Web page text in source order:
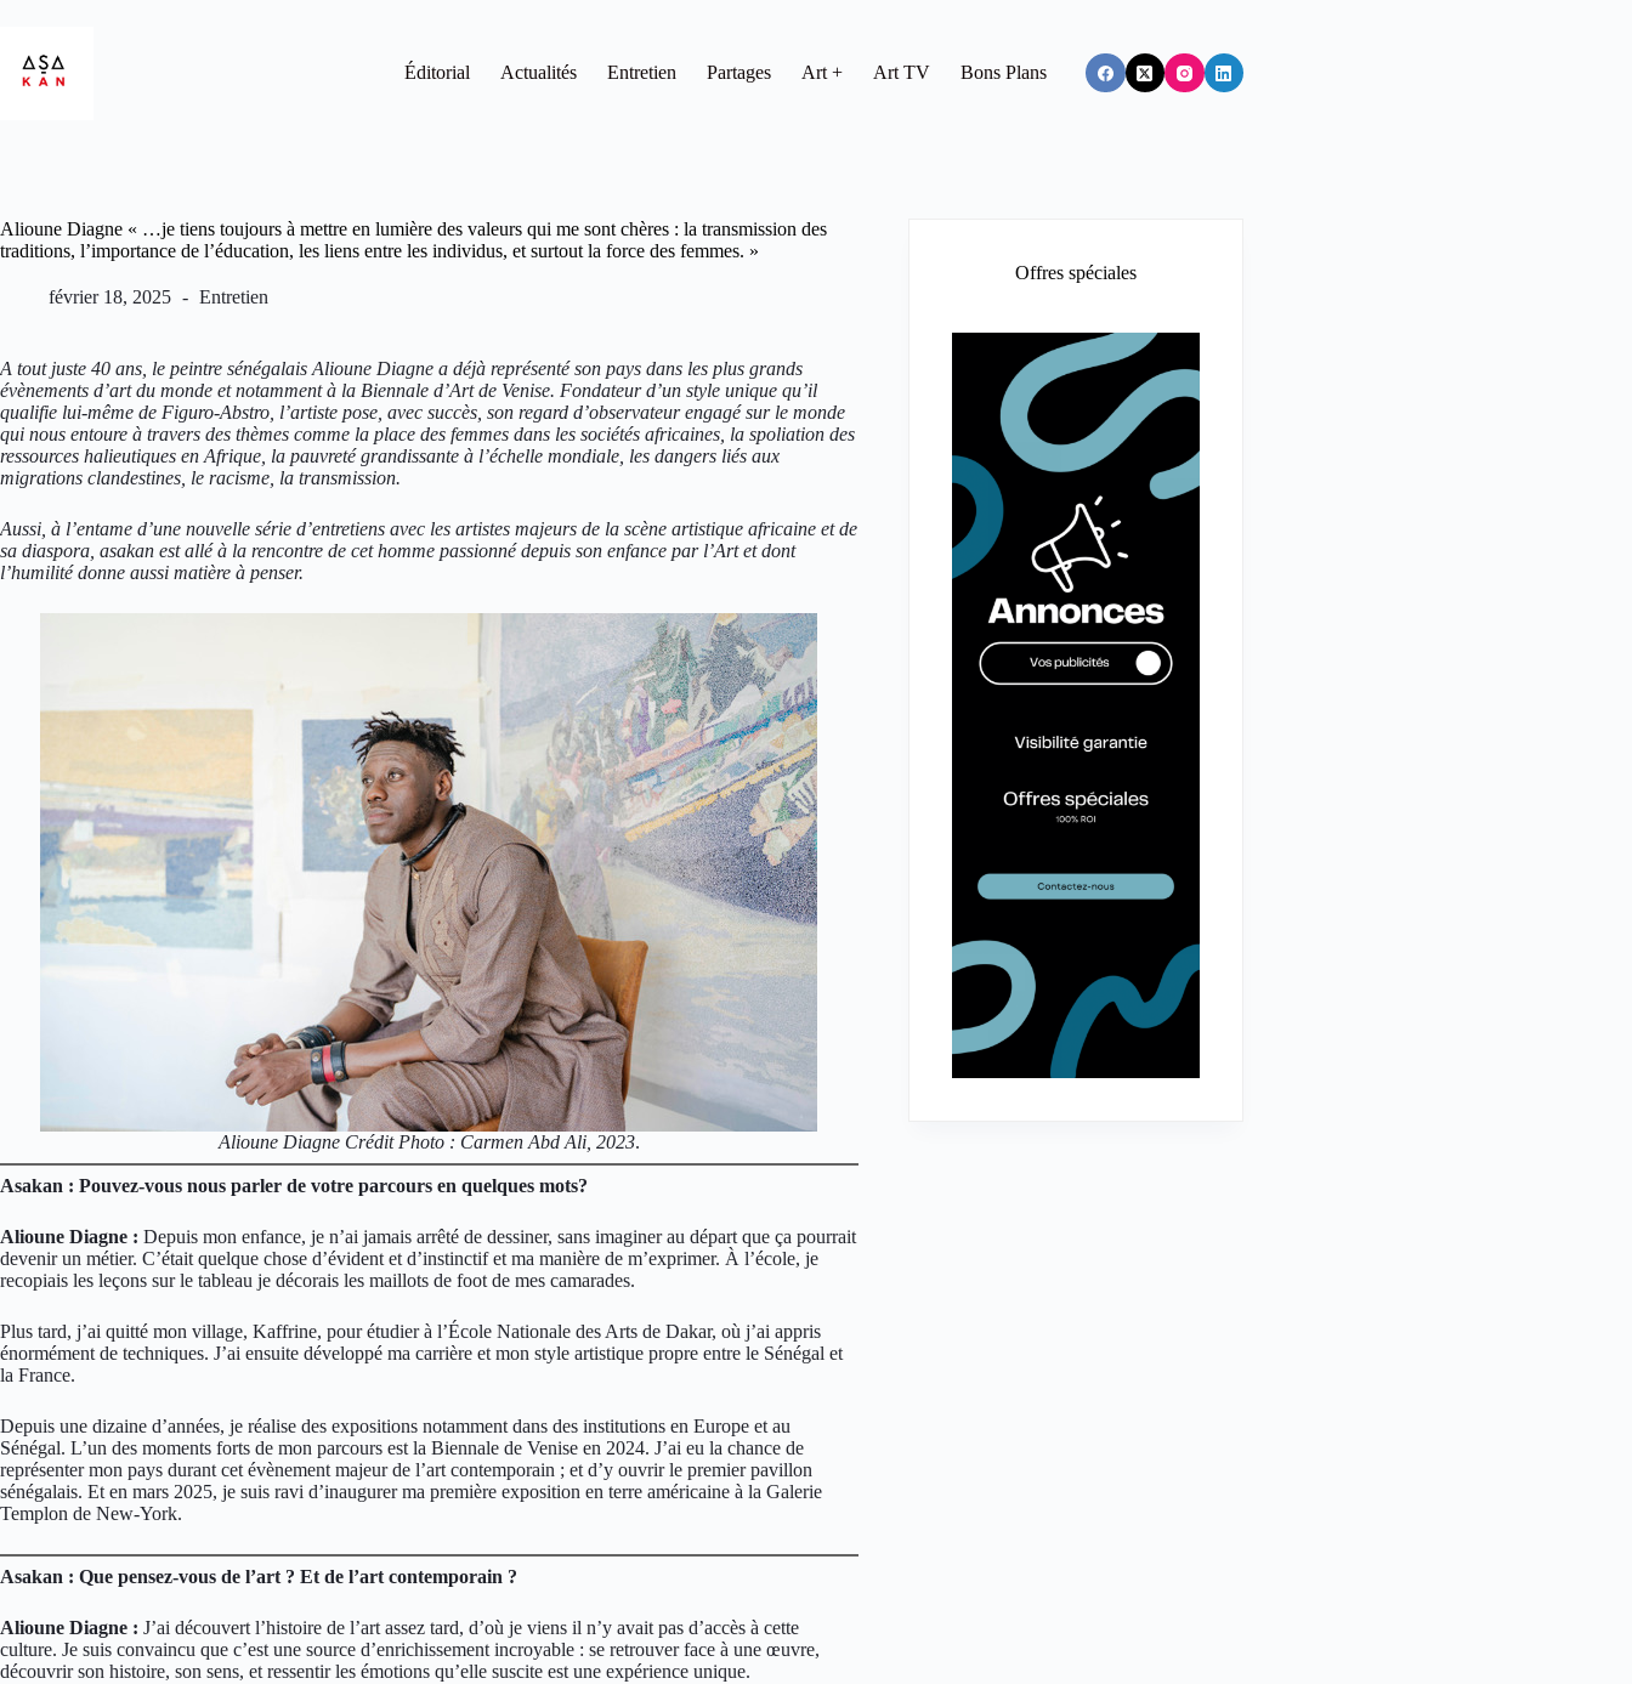
Éditorial Actualités Entretien Partages Art + Art TV Bons Plans
Alioune Diagne « …je tiens toujours à mettre en lumière des valeurs qui me sont chères : la transmission des
traditions, l’importance de l’éducation, les liens entre les individus, et surtout la force des femmes. »
février 18, 2025 Entretien
A tout juste 40 ans, le peintre sénégalais Alioune Diagne a déjà représenté son pays dans les plus grands
évènements d’art du monde et notamment à la Biennale d’Art de Venise. Fondateur d’un style unique qu’il
qualifie lui-même de Figuro-Abstro, l’artiste pose, avec succès, son regard d’observateur engagé sur le monde
qui nous entoure à travers des thèmes comme la place des femmes dans les sociétés africaines, la spoliation des
ressources halieutiques en Afrique, la pauvreté grandissante à l’échelle mondiale, les dangers liés aux
migrations clandestines, le racisme, la transmission.
Aussi, à l’entame d’une nouvelle série d’entretiens avec les artistes majeurs de la scène artistique africaine et de
sa diaspora, asakan est allé à la rencontre de cet homme passionné depuis son enfance par l’Art et dont
l’humilité donne aussi matière à penser.
Alioune Diagne Crédit Photo : Carmen Abd Ali, 2023.
Asakan : Pouvez-vous nous parler de votre parcours en quelques mots?
Alioune Diagne : Depuis mon enfance, je n’ai jamais arrêté de dessiner, sans imaginer au départ que ça pourrait
devenir un métier. C’était quelque chose d’évident et d’instinctif et ma manière de m’exprimer. À l’école, je
recopiais les leçons sur le tableau je décorais les maillots de foot de mes camarades.
Plus tard, j’ai quitté mon village, Kaffrine, pour étudier à l’École Nationale des Arts de Dakar, où j’ai appris
énormément de techniques. J’ai ensuite développé ma carrière et mon style artistique propre entre le Sénégal et
la France.
Depuis une dizaine d’années, je réalise des expositions notamment dans des institutions en Europe et au
Sénégal. L’un des moments forts de mon parcours est la Biennale de Venise en 2024. J’ai eu la chance de
représenter mon pays durant cet évènement majeur de l’art contemporain ; et d’y ouvrir le premier pavillon
sénégalais. Et en mars 2025, je suis ravi d’inaugurer ma première exposition en terre américaine à la Galerie
Templon de New-York.
Asakan : Que pensez-vous de l’art ? Et de l’art contemporain ?
Alioune Diagne : J’ai découvert l’histoire de l’art assez tard, d’où je viens il n’y avait pas d’accès à cette
culture. Je suis convaincu que c’est une source d’enrichissement incroyable : se retrouver face à une œuvre,
découvrir son histoire, son sens, et ressentir les émotions qu’elle suscite est une expérience unique.
Offres spéciales